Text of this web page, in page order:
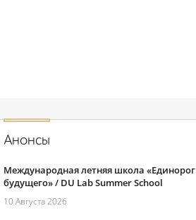
Анонсы
Международная летняя школа «Единорог
будущего» / DU Lab Summer School
10 Августа 2026